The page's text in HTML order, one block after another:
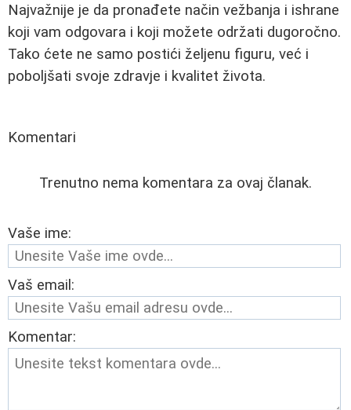
Najvažnije je da pronađete način vežbanja i ishrane
koji vam odgovara i koji možete održati dugoročno.
Tako ćete ne samo postići željenu figuru, već i
poboljšati svoje zdravje i kvalitet života.
Komentari
Trenutno nema komentara za ovaj članak.
Vaše ime:
Vaš email:
Komentar: